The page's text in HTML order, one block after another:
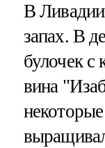
В
запах. В
булочек с
вина